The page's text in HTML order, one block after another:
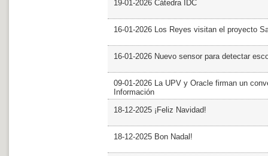
19-01-2026 Cátedra IDC
16-01-2026 Los Reyes visitan el proyecto
16-01-2026 Nuevo sensor para detectar
09-01-2026 La UPV y Oracle firman un
Información
18-12-2025 ¡Feliz Navidad!
18-12-2025 Bon Nadal!